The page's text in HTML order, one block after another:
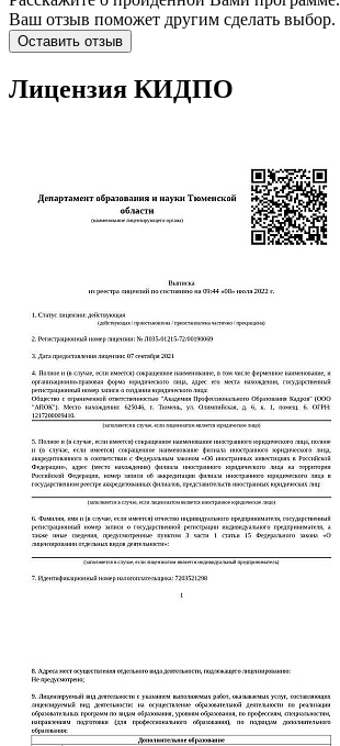
Ваш отзыв поможет другим сделать выбор.
Оставить отзыв
Лицензия КИДПО